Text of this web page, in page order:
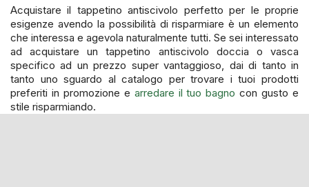
Acquistare il tappetino antiscivolo perfetto per le proprie
esigenze avendo la possibilità di risparmiare è un elemento
che interessa e agevola naturalmente tutti. Se sei interessato
ad acquistare un tappetino antiscivolo doccia o vasca
specifico ad un prezzo super vantaggioso, dai di tanto in
tanto uno sguardo al catalogo per trovare i tuoi prodotti
preferiti in promozione e arredare il tuo bagno con gusto e
stile risparmiando.